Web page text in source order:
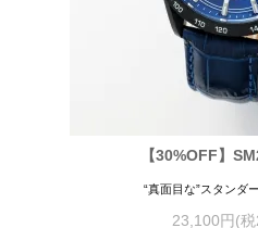
【30%OFF】
“真面目な”スタンダ
23,100円(